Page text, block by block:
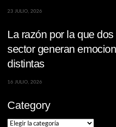
23 JULIO, 2026
La razón por la que
sector generan
distintas
16 JULIO, 2026
Category
Category